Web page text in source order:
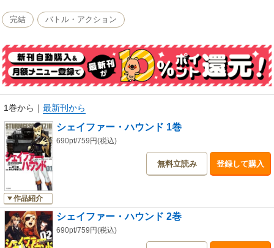
完結 バトル・アクション
1巻から ｜ 最新刊から
作品紹介
シェイファー・ハウンド 1巻
690pt/759円(税込)
無料立読み 登録して購入
シェイファー・ハウンド 2巻
690pt/759円(税込)